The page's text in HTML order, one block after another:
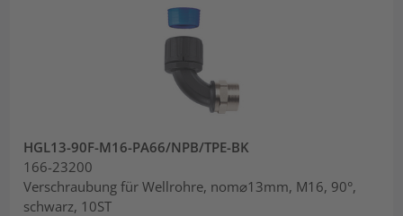
HGL13-90F-M16-PA66/NPB/TPE-BK
166-23200
Verschraubung für Wellrohre, nom⌀13mm, M16, 90°,
schwarz, 10ST